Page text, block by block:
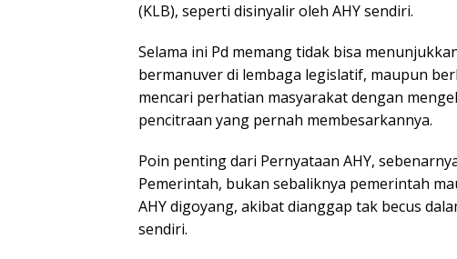
(KLB), seperti disinyalir oleh AHY sendiri.
Selama ini Pd memang tidak bisa
bermanuver di lembaga legislatif, maupun
mencari perhatian masyarakat dengan
pencitraan yang pernah membesarkannya.
Poin penting dari Pernyataan AHY,
Pemerintah, bukan sebaliknya pemerintah
AHY digoyang, akibat dianggap tak becus
sendiri.